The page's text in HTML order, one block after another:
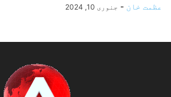
عظمت خان - جنوری 10, 2024